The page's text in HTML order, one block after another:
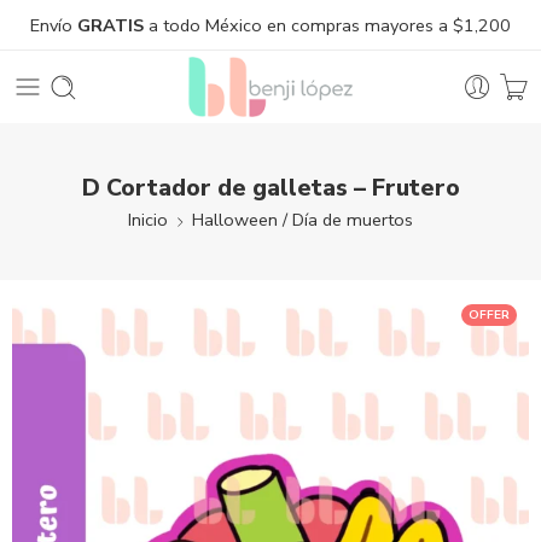
Envío GRATIS a todo México en compras mayores a $1,200
D Cortador de galletas – Frutero
Inicio Halloween / Día de muertos
OFFER